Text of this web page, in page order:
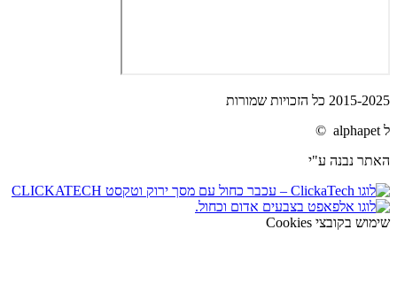
2015-2025 כל הזכויות שמורות
ל alphapet ©
האתר נבנה ע"י
שימוש בקובצי Cookies